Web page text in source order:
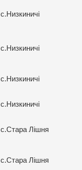
с.Низкиничі
с.Низкиничі
с.Низкиничі
с.Низкиничі
с.Стара Лішня
с.Стара Лішня